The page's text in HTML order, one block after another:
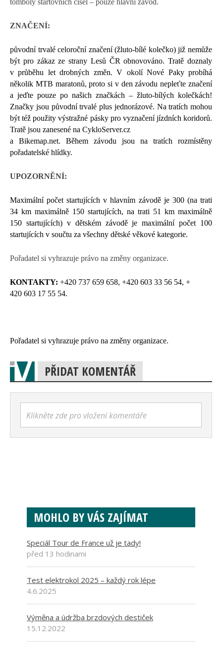
tomboly startovních čísel – pouze hlavní závod.
ZNAČENÍ:
původní trvalé celoroční značení (žluto-bílé kolečko) již nemůže
být pro zákaz ze strany Lesů ČR obnovováno. Tratě doznaly
v průběhu let drobných změn. V okolí Nové Paky probíhá
několik MTB maratonů, proto si v den závodu nepleťte značení
a jeďte pouze po našich značkách – žluto-bílých kolečkách!
Značky jsou původní trvalé plus jednorázové. Na tratích mohou
být též použity výstražné pásky pro vyznačení jízdních koridorů.
Tratě jsou zanesené na CykloServer.cz
a Bikemap.net. Během závodu jsou na tratích rozmístěny
pořadatelské hlídky.
UPOZORNĚNÍ:
Maximální počet startujících v hlavním závodě je 300 (na trati
34 km maximálně 150 startujících, na trati 51 km maximálně
150 startujících) v dětském závodě je maximální počet 100
startujících v součtu za všechny dětské věkové kategorie.
Pořadatel si vyhrazuje právo na změny organizace.
KONTAKTY: +420 737 659 658, +420 603 33 56 54, +
420 603 17 55 54.
Pořadatel si vyhrazuje právo na změny organizace.
PŘIDAT KOMENTÁŘ
Klikněte zde pro vložení komentáře
MOHLO BY VÁS ZAJÍMAT
Speciál Tour de France už je tady!
před 13 hodinami
Test elektrokol 2025 – každý rok lépe
4.6.2025
Výměna a údržba brzdových destiček
15.12.2022